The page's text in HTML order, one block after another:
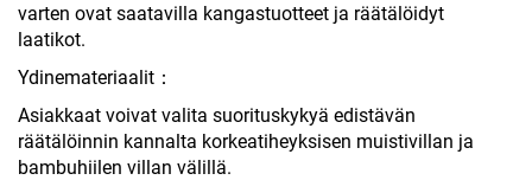
varten ovat saatavilla kangastuotteet ja räätälöidyt
laatikot.
Ydinemateriaalit：
Asiakkaat voivat valita suorituskykyä edistävän
räätälöinnin kannalta korkeatiheyksisen muistivillan ja
bambuhiilen villan välillä.